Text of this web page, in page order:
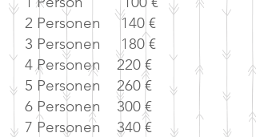
2 Personen 140 €
3 Personen 180 €
4 Personen 220 €
5 Personen 260 €
6 Personen 300 €
7 Personen 340 €